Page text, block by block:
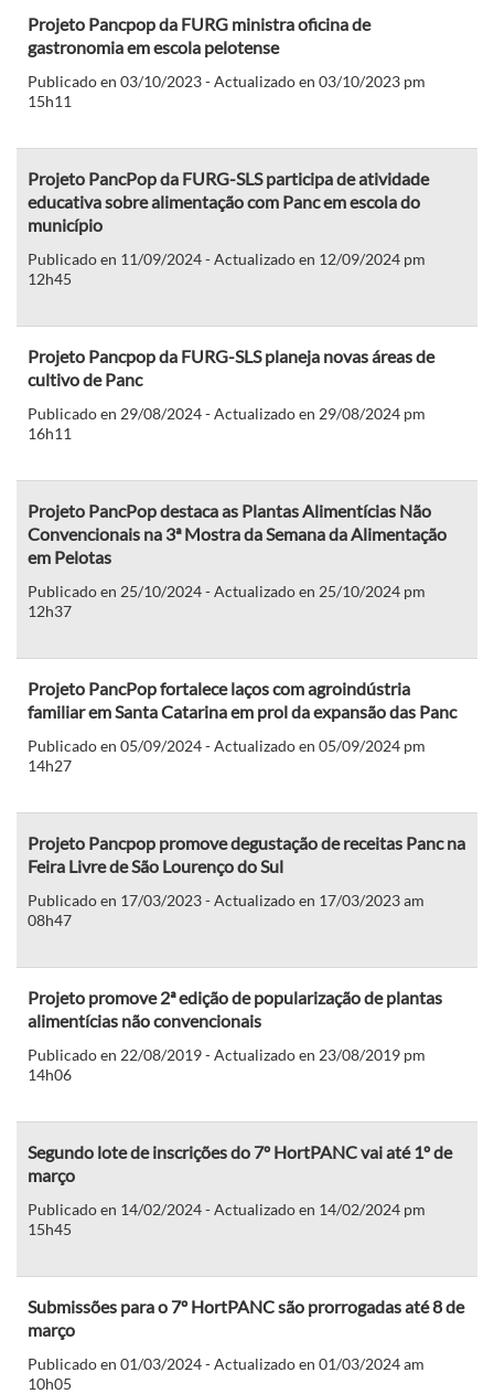
Projeto Pancpop da FURG ministra oficina de
gastronomia em escola pelotense
Publicado en 03/10/2023 - Actualizado en 03/10/2023 pm
15h11
Projeto PancPop da FURG-SLS participa de atividade
educativa sobre alimentação com Panc em escola do
município
Publicado en 11/09/2024 - Actualizado en 12/09/2024 pm
12h45
Projeto Pancpop da FURG-SLS planeja novas áreas de
cultivo de Panc
Publicado en 29/08/2024 - Actualizado en 29/08/2024 pm
16h11
Projeto PancPop destaca as Plantas Alimentícias Não
Convencionais na 3ª Mostra da Semana da Alimentação
em Pelotas
Publicado en 25/10/2024 - Actualizado en 25/10/2024 pm
12h37
Projeto PancPop fortalece laços com agroindústria
familiar em Santa Catarina em prol da expansão das Panc
Publicado en 05/09/2024 - Actualizado en 05/09/2024 pm
14h27
Projeto Pancpop promove degustação de receitas Panc na
Feira Livre de São Lourenço do Sul
Publicado en 17/03/2023 - Actualizado en 17/03/2023 am
08h47
Projeto promove 2ª edição de popularização de plantas
alimentícias não convencionais
Publicado en 22/08/2019 - Actualizado en 23/08/2019 pm
14h06
Segundo lote de inscrições do 7º HortPANC vai até 1º de
março
Publicado en 14/02/2024 - Actualizado en 14/02/2024 pm
15h45
Submissões para o 7º HortPANC são prorrogadas até 8 de
março
Publicado en 01/03/2024 - Actualizado en 01/03/2024 am
10h05